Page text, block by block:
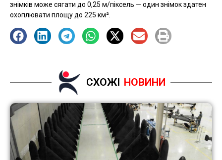
знімків може сягати до 0,25 м/піксель — один знімок здатен
охоплювати площу до 225 км².
СХОЖІ НОВИНИ